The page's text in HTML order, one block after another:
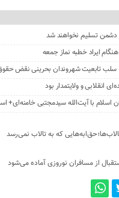
دشمن تسلیم نخواهند شد
ایراد خطبه نماز جمعه
تابعیت شهروندان بحرینی نقض
انقلابی و ولایتمدار بود
اسلام با آیت‌الله سیدمجتبی خامنه‌ای+
که به تالاب نمی‌رسد
از مسافران نوروزی آماده می‌شود